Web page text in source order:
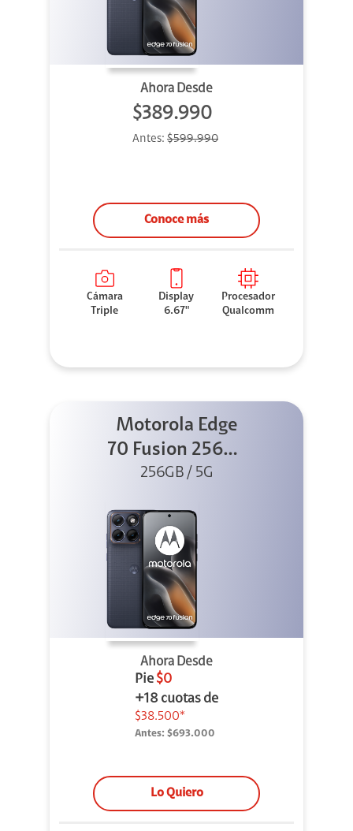
Ahora Desde
$389.990
Antes: $599.990
Conoce más
Cámara
Triple
Display
6.67"
Procesador
Qualcomm
Motorola Edge
70 Fusion 256GB
Azul
256GB / 5G
Ahora Desde
Pie $0
+18 cuotas de
$38.500*
Antes: $693.000
Lo Quiero